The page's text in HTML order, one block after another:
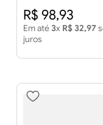
METAIS
R$ 98,93
Em até 3x R$ 32,97
juros